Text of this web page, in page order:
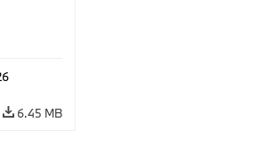
6.45 MB